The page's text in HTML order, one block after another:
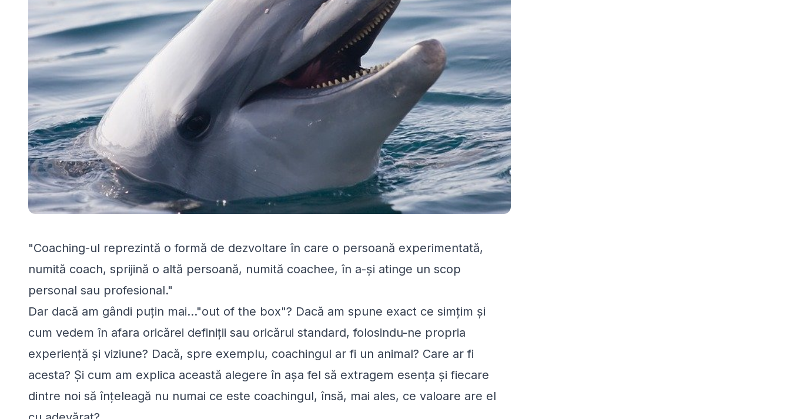
"Coaching-ul reprezintă o formă de dezvoltare în care o persoană experimentată,
numită coach, sprijină o altă persoană, numită coachee, în a-și atinge un scop
personal sau profesional."
Dar dacă am gândi puțin mai..."out of the box"? Dacă am spune exact ce simțim și
cum vedem în afara oricărei definiții sau oricărui standard, folosindu-ne propria
experiență și viziune? Dacă, spre exemplu, coachingul ar fi un animal? Care ar fi
acesta? Și cum am explica această alegere în așa fel să extragem esența și fiecare
dintre noi să înțeleagă nu numai ce este coachingul, însă, mai ales, ce valoare are el